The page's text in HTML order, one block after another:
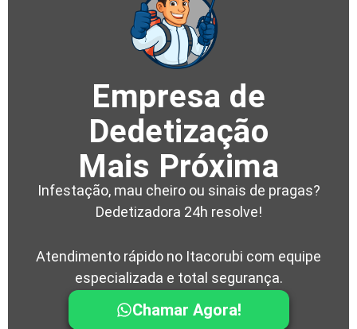
Empresa de
Dedetização
Mais Próxima
Infestação, mau cheiro ou sinais de pragas?
Dedetizadora 24h resolve!
Atendimento rápido no Itacorubi com equipe
especializada e total segurança.
Chamar Agora!